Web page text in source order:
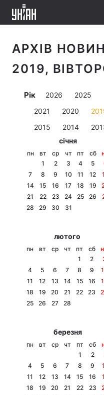
АРХІВ
2019,
Рік 2026 2025
2021
2020
2015
2014
січня
пн вт ср чт пт сб
1
2 3 4 5
7
8 9 10 11 12
14
15 16 17 18 19
21
22 23 24 25 26
28
29 30 31
лютого
пн вт ср чт пт сб
1
2
4
5 6 7 8 9
11
12 13 14 15 16
18
19 20 21 22 23
25
26 27 28
березня
пн вт ср чт пт сб
1
2
4
5 6 7 8 9
11
12 13 14 15 16
18
19 20 21 22 23